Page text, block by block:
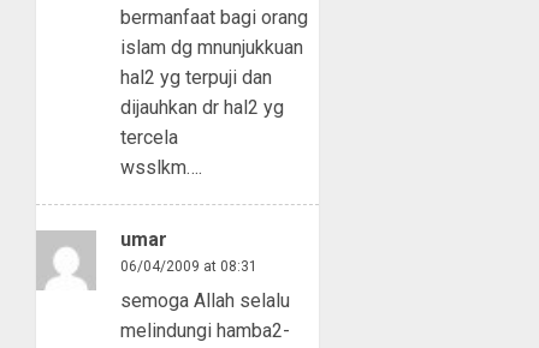
bermanfaat bagi orang
islam dg mnunjukkuan
hal2 yg terpuji dan
dijauhkan dr hal2 yg
tercela
wsslkm….
umar
06/04/2009 at 08:31
semoga Allah selalu
melindungi hamba2-